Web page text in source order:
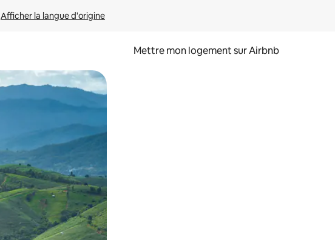
Afficher la langue d'origine
Mettre mon logement sur Airbnb